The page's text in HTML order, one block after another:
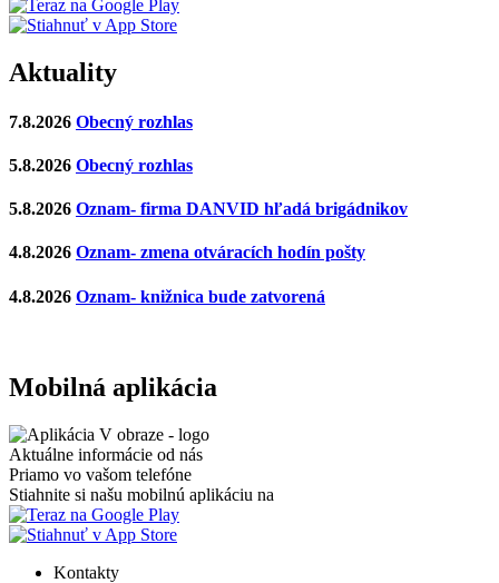
Aktuality
7.8.2026 Obecný rozhlas
5.8.2026 Obecný rozhlas
5.8.2026 Oznam- firma DANVID hľadá brigádnikov
4.8.2026 Oznam- zmena otváracích hodín pošty
4.8.2026 Oznam- knižnica bude zatvorená
Mobilná aplikácia
Aktuálne informácie od nás
Priamo vo vašom telefóne
Stiahnite si našu mobilnú aplikáciu na
Kontakty